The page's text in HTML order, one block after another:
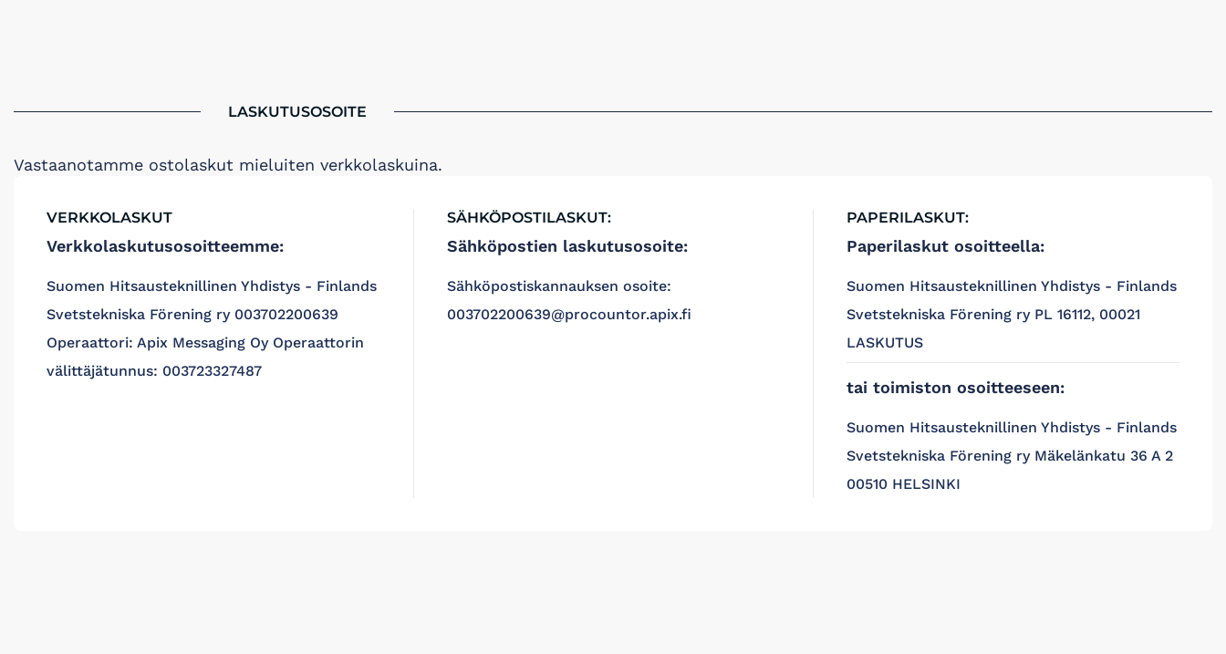
LASKUTUSOSOITE
Vastaanotamme ostolaskut mieluiten verkkolaskuina.
VERKKOLASKUT
Verkkolaskutusosoitteemme:
Suomen Hitsausteknillinen Yhdistys - Finlands
Svetstekniska Förening ry 003702200639
Operaattori: Apix Messaging Oy Operaattorin
välittäjätunnus: 003723327487
SÄHKÖPOSTILASKUT:
Sähköpostien laskutusosoite:
Sähköpostiskannauksen osoite:
003702200639@procountor.apix.fi
PAPERILASKUT:
Paperilaskut osoitteella:
Suomen Hitsausteknillinen Yhdistys - Finlands
Svetstekniska Förening ry PL 16112, 00021
LASKUTUS
tai toimiston osoitteeseen:
Suomen Hitsausteknillinen Yhdistys - Finlands
Svetstekniska Förening ry Mäkelänkatu 36 A 2
00510 HELSINKI